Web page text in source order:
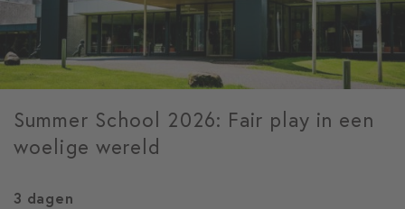
Summer School 2026: Fair play in een
woelige wereld
3 dagen